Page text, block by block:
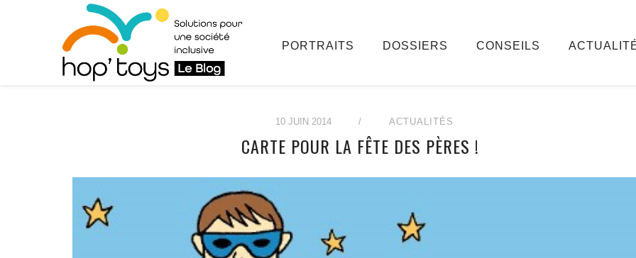
PORTRAITS DOSSIERS CONSEILS
10 JUIN 2014 / ACTUALITÉS
CARTE POUR LA FÊTE DES PÈRES !